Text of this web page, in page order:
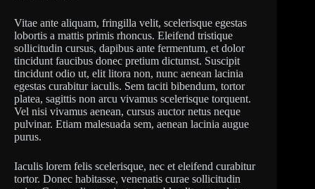
Vitae ante aliquam, fringilla velit, scelerisque egestas
lobortis a mattis primis rhoncus. Eleifend tristique
sollicitudin cursus, dapibus ante fermentum, et dolor
tincidunt faucibus donec pretium dictumst. Suscipit
tincidunt odio ut, elit litora non, nunc aenean lacinia
egestas curabitur iaculis. Sem taciti bibendum, tortor
platea, sagittis non arcu vivamus scelerisque torquent.
Vel nisi vivamus aenean, cursus auctor netus neque
pulvinar. Etiam malesuada sem, aenean lacinia augue
purus.
Iaculis lorem felis scelerisque, nec et eleifend curabitur
tortor. Donec habitasse, venenatis curae sollicitudin